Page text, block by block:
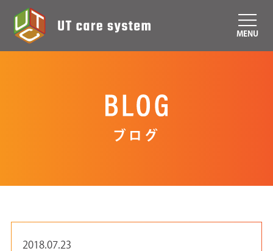
MENU
ブログ
2018.07.23